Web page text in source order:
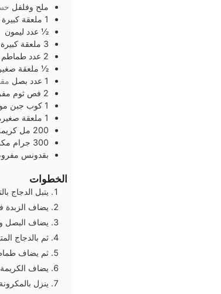
ملح وفلفل
1 ملعقة كبيرة
½ عدد ليمون
3 ملعقة كبيرة
2 عدد طماطم
½ ملعقة
1 عدد بصل
2 فص ثوم
1 كوب جبن
1 ملعقة
200 مل
300 جرام
بقدونس
الخطوات
يتبل الدجاج
يضاف
يضاف البصل
ثم بالدجاج
ثم يضاف
يضاف الكريمة
ينزل